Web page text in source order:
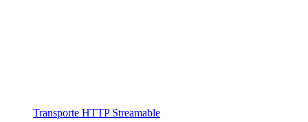
Transporte HTTP Streamable